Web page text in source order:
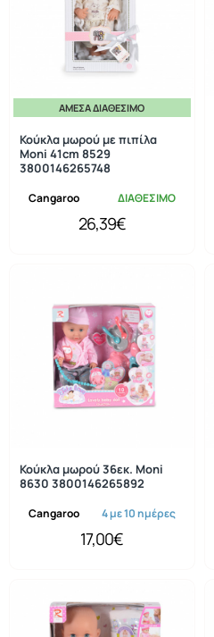
ΆΜΕΣΑ ΔΙΑΘΈΣΙΜΟ
Cangaroo ΔΙΑΘΕΣΙΜΟ
Κούκλα μωρού με πιπίλα
Moni 41cm 8529
3800146265748
26,39€
Cangaroo 4 με 10 ημέρες
Κούκλα μωρού 36εκ. Moni
8630 3800146265892
17,00€